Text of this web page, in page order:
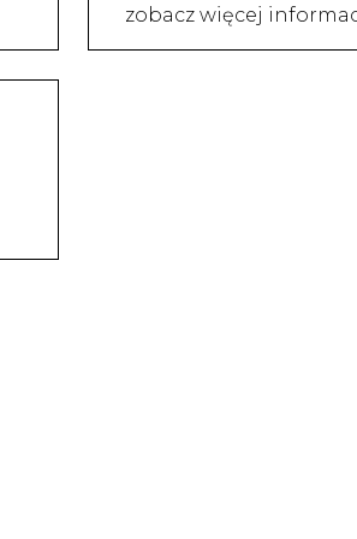
zobacz więcej